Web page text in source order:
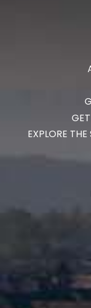
EXPLORE